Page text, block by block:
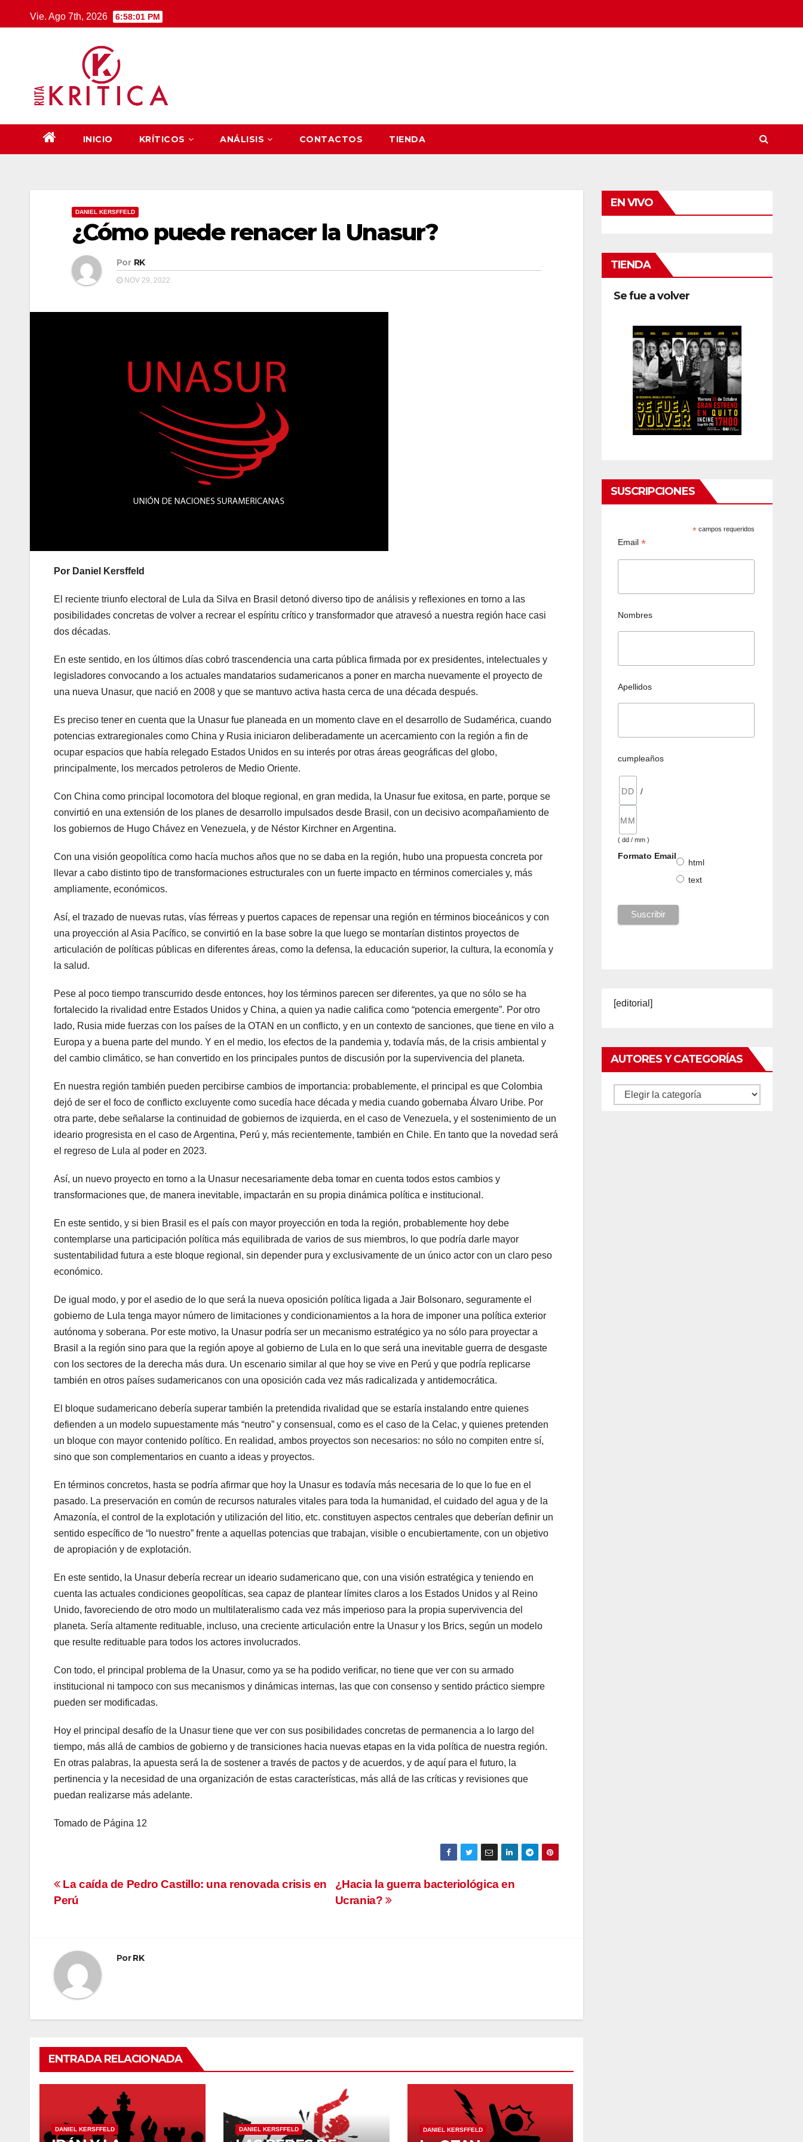
al
Vie. Ago 7th, 2026 6:58:02 PM
INICIO KRÍTICOS ANÁLISIS CONTACTOS TIENDA
DANIEL KERSFFELD
¿Cómo puede renacer la Unasur?
Por RK
NOV 29, 2022
Por Daniel Kersffeld
El reciente triunfo electoral de Lula da Silva en Brasil detonó diverso tipo de análisis y reflexiones en torno a las
posibilidades concretas de volver a recrear el espíritu crítico y transformador que atravesó a nuestra región hace casi
dos décadas.
En este sentido, en los últimos días cobró trascendencia una carta pública firmada por ex presidentes, intelectuales y
legisladores convocando a los actuales mandatarios sudamericanos a poner en marcha nuevamente el proyecto de
una nueva Unasur, que nació en 2008 y que se mantuvo activa hasta cerca de una década después.
Es preciso tener en cuenta que la Unasur fue planeada en un momento clave en el desarrollo de Sudamérica, cuando
potencias extraregionales como China y Rusia iniciaron deliberadamente un acercamiento con la región a fin de
ocupar espacios que había relegado Estados Unidos en su interés por otras áreas geográficas del globo,
principalmente, los mercados petroleros de Medio Oriente.
Con China como principal locomotora del bloque regional, en gran medida, la Unasur fue exitosa, en parte, porque se
convirtió en una extensión de los planes de desarrollo impulsados desde Brasil, con un decisivo acompañamiento de
los gobiernos de Hugo Chávez en Venezuela, y de Néstor Kirchner en Argentina.
Con una visión geopolítica como hacía muchos años que no se daba en la región, hubo una propuesta concreta por
llevar a cabo distinto tipo de transformaciones estructurales con un fuerte impacto en términos comerciales y, más
ampliamente, económicos.
Así, el trazado de nuevas rutas, vías férreas y puertos capaces de repensar una región en términos bioceánicos y con
una proyección al Asia Pacífico, se convirtió en la base sobre la que luego se montarían distintos proyectos de
articulación de políticas públicas en diferentes áreas, como la defensa, la educación superior, la cultura, la economía y
la salud.
Pese al poco tiempo transcurrido desde entonces, hoy los términos parecen ser diferentes, ya que no sólo se ha
fortalecido la rivalidad entre Estados Unidos y China, a quien ya nadie califica como “potencia emergente”. Por otro
lado, Rusia mide fuerzas con los países de la OTAN en un conflicto, y en un contexto de sanciones, que tiene en vilo a
Europa y a buena parte del mundo. Y en el medio, los efectos de la pandemia y, todavía más, de la crisis ambiental y
del cambio climático, se han convertido en los principales puntos de discusión por la supervivencia del planeta.
En nuestra región también pueden percibirse cambios de importancia: probablemente, el principal es que Colombia
dejó de ser el foco de conflicto excluyente como sucedía hace década y media cuando gobernaba Álvaro Uribe. Por
otra parte, debe señalarse la continuidad de gobiernos de izquierda, en el caso de Venezuela, y el sostenimiento de un
ideario progresista en el caso de Argentina, Perú y, más recientemente, también en Chile. En tanto que la novedad será
el regreso de Lula al poder en 2023.
Así, un nuevo proyecto en torno a la Unasur necesariamente deba tomar en cuenta todos estos cambios y
transformaciones que, de manera inevitable, impactarán en su propia dinámica política e institucional.
En este sentido, y si bien Brasil es el país con mayor proyección en toda la región, probablemente hoy debe
contemplarse una participación política más equilibrada de varios de sus miembros, lo que podría darle mayor
sustentabilidad futura a este bloque regional, sin depender pura y exclusivamente de un único actor con un claro peso
económico.
De igual modo, y por el asedio de lo que será la nueva oposición política ligada a Jair Bolsonaro, seguramente el
gobierno de Lula tenga mayor número de limitaciones y condicionamientos a la hora de imponer una política exterior
autónoma y soberana. Por este motivo, la Unasur podría ser un mecanismo estratégico ya no sólo para proyectar a
Brasil a la región sino para que la región apoye al gobierno de Lula en lo que será una inevitable guerra de desgaste
con los sectores de la derecha más dura. Un escenario similar al que hoy se vive en Perú y que podría replicarse
también en otros países sudamericanos con una oposición cada vez más radicalizada y antidemocrática.
El bloque sudamericano debería superar también la pretendida rivalidad que se estaría instalando entre quienes
defienden a un modelo supuestamente más “neutro” y consensual, como es el caso de la Celac, y quienes pretenden
un bloque con mayor contenido político. En realidad, ambos proyectos son necesarios: no sólo no compiten entre sí,
sino que son complementarios en cuanto a ideas y proyectos.
En términos concretos, hasta se podría afirmar que hoy la Unasur es todavía más necesaria de lo que lo fue en el
pasado. La preservación en común de recursos naturales vitales para toda la humanidad, el cuidado del agua y de la
Amazonía, el control de la explotación y utilización del litio, etc. constituyen aspectos centrales que deberían definir un
sentido específico de “lo nuestro” frente a aquellas potencias que trabajan, visible o encubiertamente, con un objetivo
de apropiación y de explotación.
En este sentido, la Unasur debería recrear un ideario sudamericano que, con una visión estratégica y teniendo en
cuenta las actuales condiciones geopolíticas, sea capaz de plantear límites claros a los Estados Unidos y al Reino
Unido, favoreciendo de otro modo un multilateralismo cada vez más imperioso para la propia supervivencia del
planeta. Sería altamente redituable, incluso, una creciente articulación entre la Unasur y los Brics, según un modelo
que resulte redituable para todos los actores involucrados.
Con todo, el principal problema de la Unasur, como ya se ha podido verificar, no tiene que ver con su armado
institucional ni tampoco con sus mecanismos y dinámicas internas, las que con consenso y sentido práctico siempre
pueden ser modificadas.
Hoy el principal desafío de la Unasur tiene que ver con sus posibilidades concretas de permanencia a lo largo del
tiempo, más allá de cambios de gobierno y de transiciones hacia nuevas etapas en la vida política de nuestra región.
En otras palabras, la apuesta será la de sostener a través de pactos y de acuerdos, y de aquí para el futuro, la
pertinencia y la necesidad de una organización de estas características, más allá de las críticas y revisiones que
puedan realizarse más adelante.
Tomado de Página 12
Navegación
de
¿Hacia la guerra bacteriológica en
Ucrania?
La caída de Pedro Castillo: una renovada crisis en
Perú
PorRK
ENTRADA RELACIONADA
DANIEL KERSFFELD DANIEL KERSFFELD DANIEL KERSFFELD
EN VIVO
TIENDA
Se fue a volver
SUSCRIPCIONES
* campos requeridos
Email *
Nombres
Apellidos
cumpleaños
/
( dd / mm )
Formato Email
html
text
[editorial]
AUTORES Y CATEGORÍAS
Autores